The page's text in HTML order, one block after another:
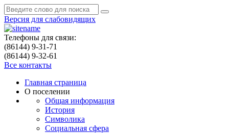
Версия для слабовидящих
Телефоны для связи:
(86144) 9-31-71
(86144) 9-32-61
Все контакты
Главная страница
О поселении
Общая информация
История
Символика
Социальная сфера